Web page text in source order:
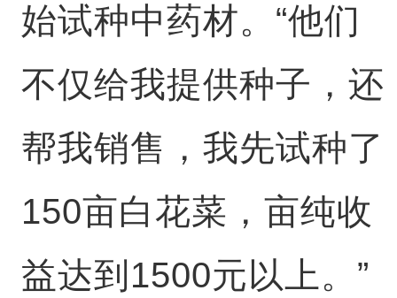
始试种中药材。“他们
不仅给我提供种子，还
帮我销售，我先试种了
150亩白花菜，亩纯收
益达到1500元以上。”